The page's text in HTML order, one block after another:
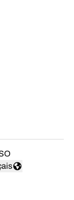
la langue